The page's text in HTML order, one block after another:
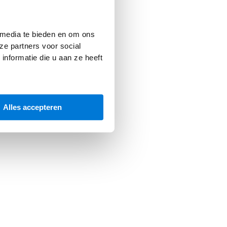
te bieden en om ons
partners voor social
die u aan ze heeft
Alles accepteren
for more information).